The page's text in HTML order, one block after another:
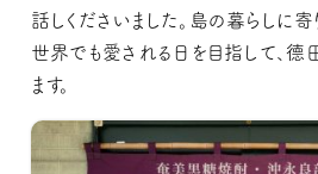
話しくださいました。島の暮らしに
世界でも愛される日を目指して、德
ます。